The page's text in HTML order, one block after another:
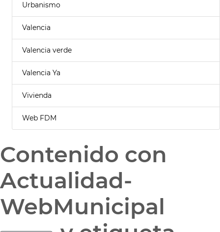
Urbanismo
Valencia
Valencia verde
Valencia Ya
Vivienda
Web FDM
Contenido con
Actualidad-
WebMunicipal